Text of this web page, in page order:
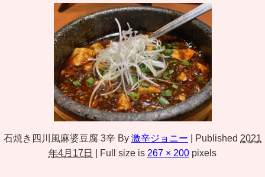
石焼き四川風麻婆豆腐 3辛 By 激辛ジョニー Published 2021
年4月17日
Full size is 267 × 200 pixels